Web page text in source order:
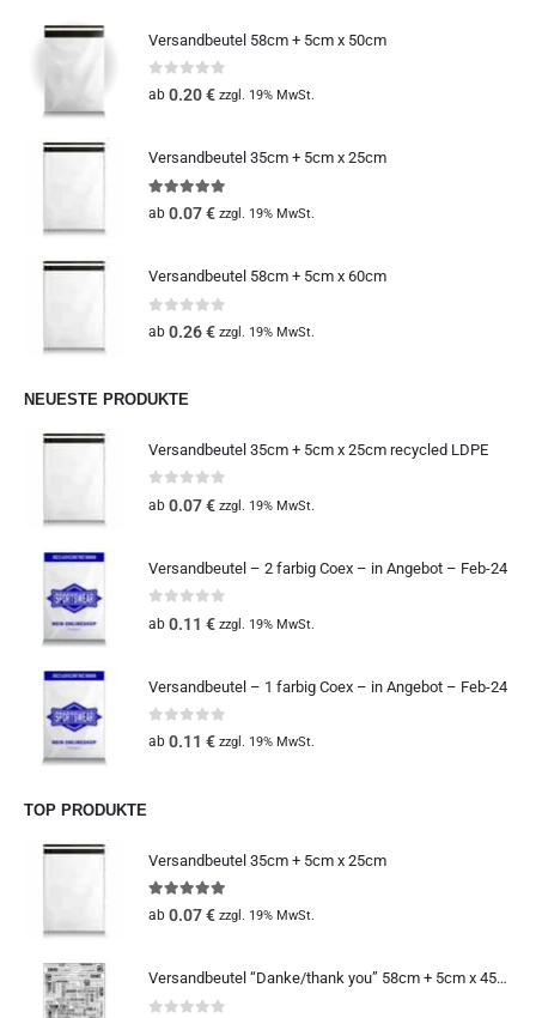
Versandbeutel 58cm + 5cm x 50cm
0out of 5
ab 0.20€ zzgl. 19% MwSt.
Versandbeutel 35cm + 5cm x 25cm
5.00 out of 5
ab 0.07€ zzgl. 19% MwSt.
Versandbeutel 58cm + 5cm x 60cm
0out of 5
ab 0.26€ zzgl. 19% MwSt.
NEUESTE PRODUKTE
Versandbeutel 35cm + 5cm x 25cm recycled LDPE
0out of 5
ab 0.07€ zzgl. 19% MwSt.
Versandbeutel – 2 farbig Coex – in Angebot – Feb-24
0out of 5
ab 0.11 € zzgl. 19% MwSt.
Versandbeutel – 1 farbig Coex – in Angebot – Feb-24
0out of 5
ab 0.11 € zzgl. 19% MwSt.
TOP PRODUKTE
Versandbeutel 35cm + 5cm x 25cm
5.00 out of 5
ab 0.07€ zzgl. 19% MwSt.
Versandbeutel “Danke/thank you” 58cm + 5cm x 45cm